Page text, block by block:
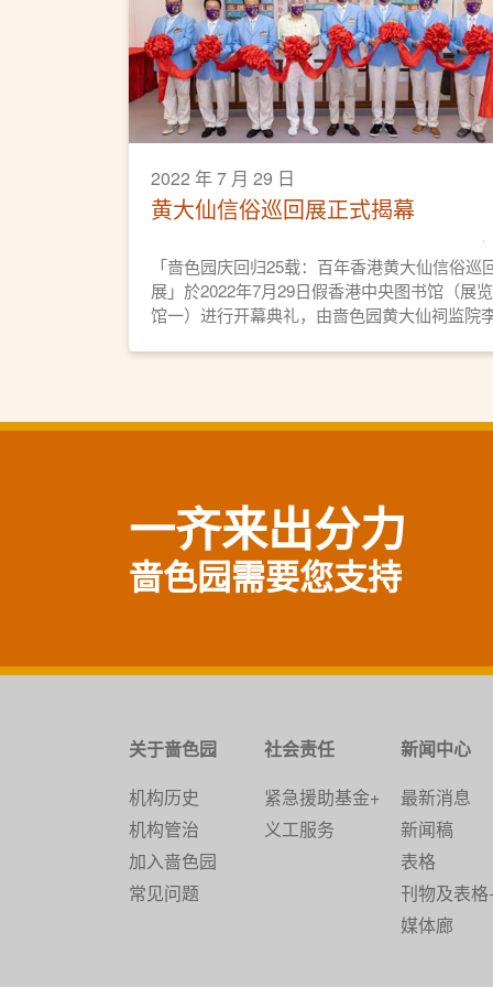
2022 年 7 月 29 日
黄大仙信俗巡回展正式揭幕
「啬色园庆回归25载：百年香港黄大仙信俗巡
展」於2022年7月29日假香港中央图书馆（展览
馆一）进行开幕典礼，由啬色园黄大仙祠监院
一齐来出分力
啬色园需要您支持
关于啬色园
机构历史
机构管治
加入啬色园
常见问题
社会责任
紧急援助基金+
义工服务
新闻中心
最新消息
新闻稿
表格
刊物及表格
媒体廊